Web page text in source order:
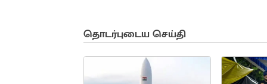
தொடர்புடைய செய்தி